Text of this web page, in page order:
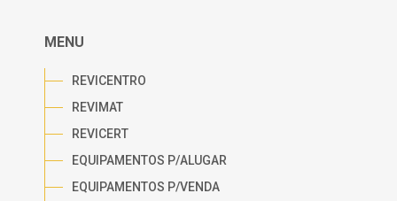
MENU
REVICENTRO
REVIMAT
REVICERT
EQUIPAMENTOS P/ALUGAR
EQUIPAMENTOS P/VENDA